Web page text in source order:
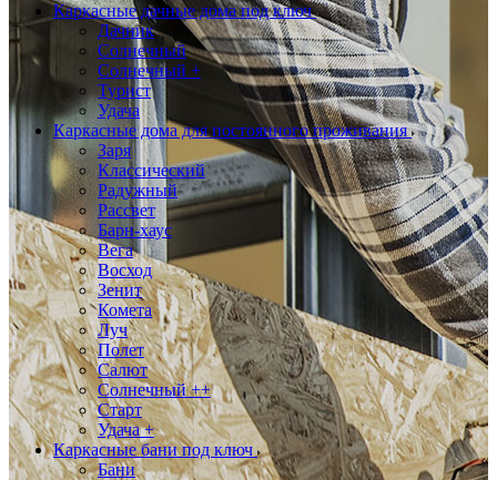
Каркасные дачные дома под ключ
Дачник
Солнечный
Солнечный +
Турист
Удача
Каркасные дома для постоянного проживания
Заря
Классический
Радужный
Рассвет
Барн-хаус
Вега
Восход
Зенит
Комета
Луч
Полет
Салют
Солнечный ++
Старт
Удача +
Каркасные бани под ключ
Бани